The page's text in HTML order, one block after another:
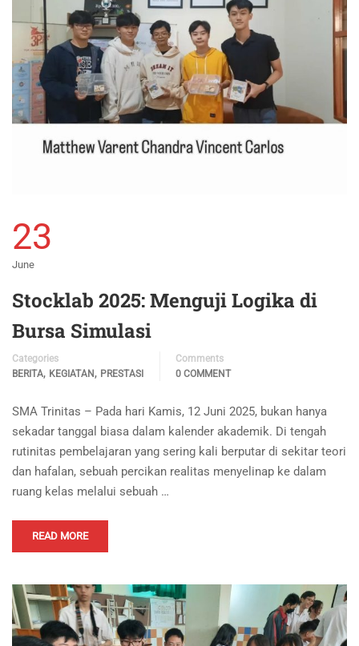
23
June
Stocklab 2025: Menguji Logika di
Bursa Simulasi
Categories
BERITA, KEGIATAN , PRESTASI
Comments
0 COMMENT
SMA Trinitas – Pada hari Kamis, 12 Juni 2025, bukan hanya
sekadar tanggal biasa dalam kalender akademik. Di tengah
rutinitas pembelajaran yang sering kali berputar di sekitar teori
dan hafalan, sebuah percikan realitas menyelinap ke dalam
ruang kelas melalui sebuah …
READ MORE